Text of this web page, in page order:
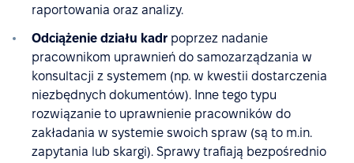
raportowania oraz analizy.
Odciążenie działu kadr poprzez nadanie
pracownikom uprawnień do samozarządzania w
konsultacji z systemem (np. w kwestii dostarczenia
niezbędnych dokumentów). Inne tego typu
rozwiązanie to uprawnienie pracowników do
zakładania w systemie swoich spraw (są to m.in.
zapytania lub skargi). Sprawy trafiają bezpośrednio